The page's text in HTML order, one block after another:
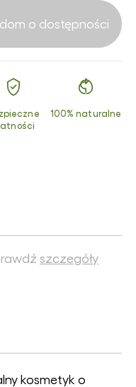
o dostępności
100% naturalne
szczegóły
kosmetyk o